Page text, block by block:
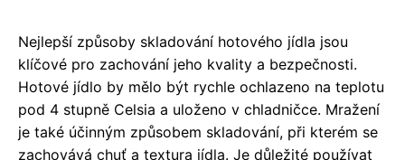
Nejlepší způsoby skladování hotového jídla jsou
klíčové pro zachování jeho kvality a bezpečnosti.
Hotové jídlo by mělo být rychle ochlazeno na teplotu
pod 4 stupně Celsia a uloženo v chladničce. Mražení
je také účinným způsobem skladování, při kterém se
zachovává chuť a textura jídla. Je důležité používat